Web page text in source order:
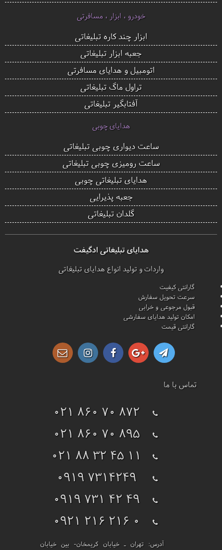
خودرو ، ابزار ، مسافرتی
ابزار چند کاره تبلیغاتی
جعبه ابزار تبلیغاتی
اتومبیل و هدایای مسافرتی
تراول ماگ تبلیغاتی
آفتابگیر تبلیغاتی
هدایای چوبی
ساعت دیواری چوبی تبلیغاتی
ساعت رومیزی چوبی تبلیغاتی
هدایای تبلیغاتی چوبی
جعبه پذیرایی
گلدان تبلیغاتی
هدایای تبلیغاتی ادگیفت
واردات و تولید انواع هدایای تبلیغاتی
گارانتی کیفیت
سرعت تحویل سفارش
قبول مرجوعی و خرابی
امکان تولید هدایای سفارشی
گارانتی قیمت
تماس با ما
021 860 70 872
021 860 70 895
021 88 32 45 11
0919 7314249
0919 731 42 49
0921 216 216 0
آدرس: تهران ـ خیابان کریمخان- بین خیابان